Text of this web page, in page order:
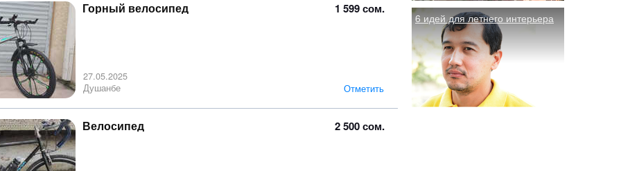
1 599 сом.
Горный велосипед
27.05.2025
Душанбе
Отметить
2 500 сом.
Велосипед
6 идей для летнего интерьера